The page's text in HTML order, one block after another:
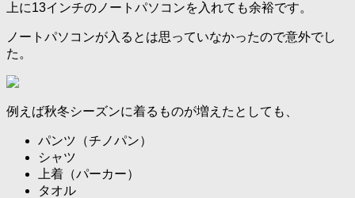
上に13インチのノートパソコンを入れても余裕です。
ノートパソコンが入るとは思っていなかったので意外でし
た。
例えば秋冬シーズンに着るものが増えたとしても、
パンツ（チノパン）
シャツ
上着（パーカー）
タオル